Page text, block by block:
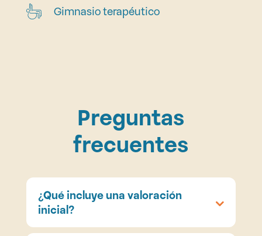
Gimnasio terapéutico
Preguntas
frecuentes
¿Qué incluye una valoración
inicial?